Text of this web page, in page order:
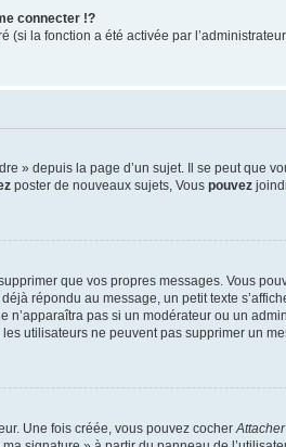
connecter !?
la fonction a été activée par
» depuis la page d’un sujet. Il se peut que
poster de nouveaux sujets, Vous pouvez
que vos propres messages. Vous
répondu au message, un petit texte
pas si un modérateur ou un
utilisateurs ne peuvent pas supprimer un
Une fois créée, vous pouvez cocher